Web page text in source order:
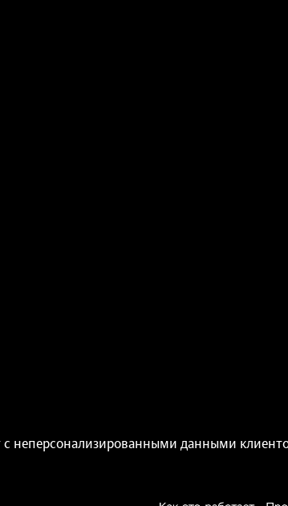
с неперсонализированными данными